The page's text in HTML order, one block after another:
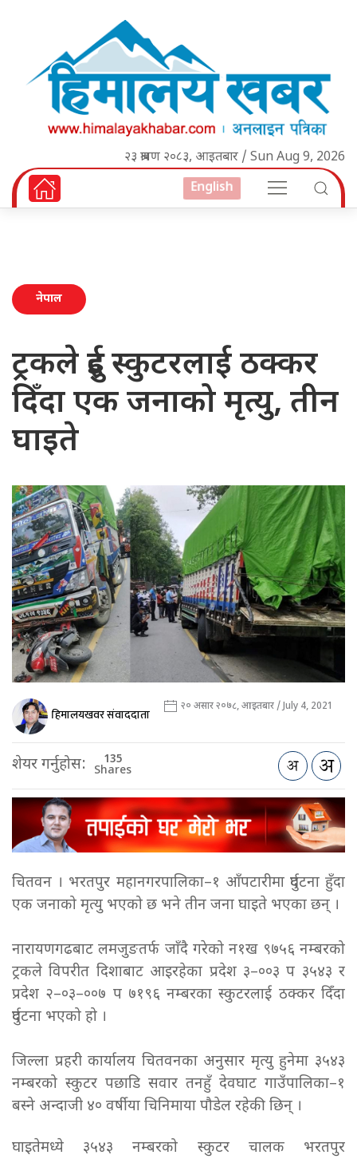
२३ श्रावण २०८३, आइतबार / Sun Aug 9, 2026
English
नेपाल
ट्रकले दुई स्कुटरलाई ठक्कर
दिँदा एक जनाको मृत्यु, तीन
घाइते
हिमालयखवर संवाददाता २० असार २०७८, आइतबार / July 4, 2021
शेयर गर्नुहोस: 135
Shares
चितवन । भरतपुर महानगरपालिका–१ आँपटारीमा दुर्घटना हुँदा
एक जनाको मृत्यु भएको छ भने तीन जना घाइते भएका छन् ।
नारायणगढबाट लमजुङतर्फ जाँदै गरेको न१ख ९७५६ नम्बरको
ट्रकले विपरीत दिशाबाट आइरहेका प्रदेश ३–००३ प ३५४३ र
प्रदेश २–०३–००७ प ७१९६ नम्बरका स्कुटरलाई ठक्कर दिँदा
दुर्घटना भएको हो ।
जिल्ला प्रहरी कार्यालय चितवनका अनुसार मृत्यु हुनेमा ३५४३
नम्बरको स्कुटर पछाडि सवार तनहुँ देवघाट गाउँपालिका–१
बस्ने अन्दाजी ४० वर्षीया चिनिमाया पौडेल रहेकी छिन् ।
घाइतेमध्ये ३५४३ नम्बरको स्कुटर चालक भरतपुर